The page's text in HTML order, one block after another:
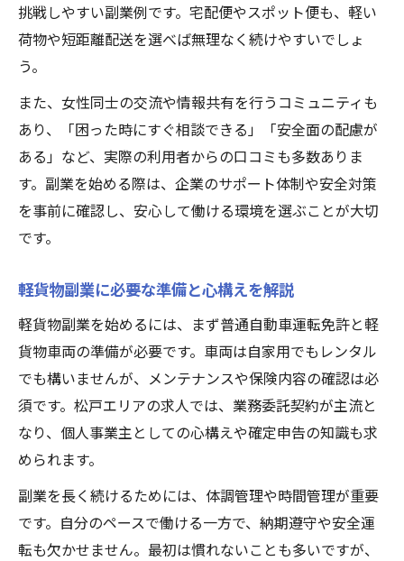
挑戦しやすい副業例です。宅配便やスポット便も、軽い
荷物や短距離配送を選べば無理なく続けやすいでしょ
う。
また、女性同士の交流や情報共有を行うコミュニティも
あり、「困った時にすぐ相談できる」「安全面の配慮が
ある」など、実際の利用者からの口コミも多数ありま
す。副業を始める際は、企業のサポート体制や安全対策
を事前に確認し、安心して働ける環境を選ぶことが大切
です。
軽貨物副業に必要な準備と心構えを解説
軽貨物副業を始めるには、まず普通自動車運転免許と軽
貨物車両の準備が必要です。車両は自家用でもレンタル
でも構いませんが、メンテナンスや保険内容の確認は必
須です。松戸エリアの求人では、業務委託契約が主流と
なり、個人事業主としての心構えや確定申告の知識も求
められます。
副業を長く続けるためには、体調管理や時間管理が重要
です。自分のペースで働ける一方で、納期遵守や安全運
転も欠かせません。最初は慣れないことも多いですが、